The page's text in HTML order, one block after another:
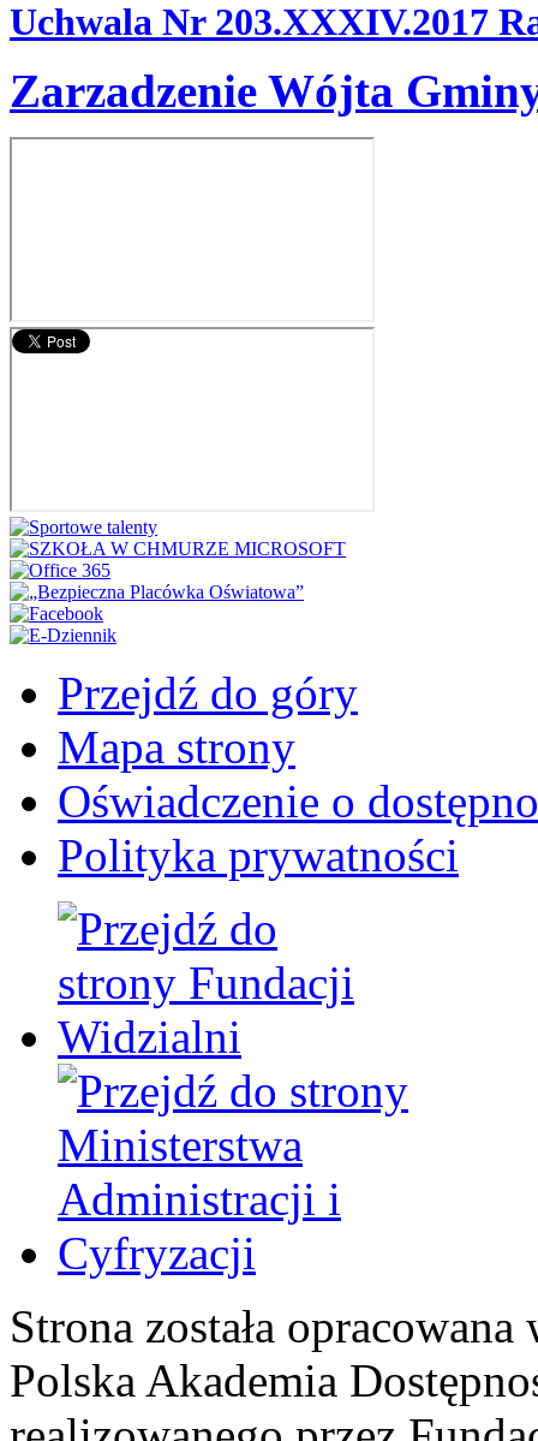
Uchwala Nr 203.XXXIV.2017
Zarzadzenie Wójta
Przejdź do góry
Mapa strony
Oświadczenie o
Polityka prywatności
Strona została
Polska Akademia